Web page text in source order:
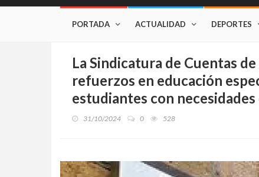
PORTADA ACTUALIDAD DEPORTES
La Sindicatura de Cuentas
refuerzos en educación
estudiantes con
31/10/2024 0 528